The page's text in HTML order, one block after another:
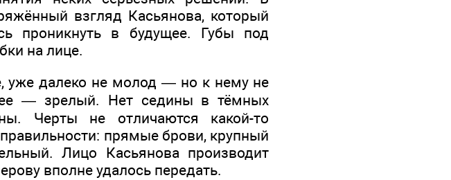
взгляд Касьянова, который
проникнуть в будущее. Губы под
на лице.
уже далеко не молод — но к нему не
— зрелый. Нет седины в тёмных
Черты не отличаются какой-то
прямые брови, крупный
Лицо Касьянова производит
вполне удалось передать.